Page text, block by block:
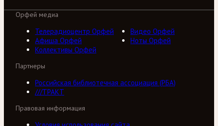
Орфей медиа
Телерадиоцентр Орфей
Видео Орфей
Афиша Орфей
Ноты Орфей
Коллективы Орфей
Партнеры
Российская библиотечная ассоциация (РБА)
///ТРАКТ
Правовая информация